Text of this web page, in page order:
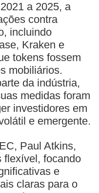
a 2025, a
contra
incluindo
Kraken e
tokens fossem
mobiliários.
da indústria,
medidas foram
investidores em
e emergente.
Paul Atkins,
flexível, focando
e
claras para o